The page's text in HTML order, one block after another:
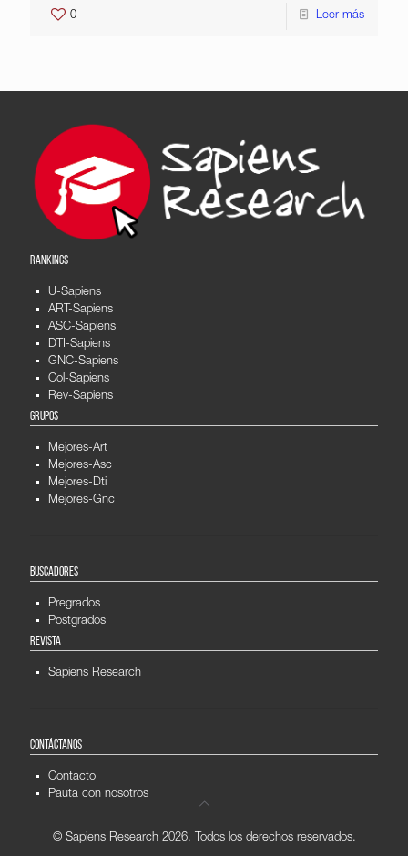
0 Leer más
RANKINGS
U-Sapiens
ART-Sapiens
ASC-Sapiens
DTI-Sapiens
GNC-Sapiens
Col-Sapiens
Rev-Sapiens
GRUPOS
Mejores-Art
Mejores-Asc
Mejores-Dti
Mejores-Gnc
BUSCADORES
Pregrados
Postgrados
REVISTA
Sapiens Research
CONTÁCTANOS
Contacto
Pauta con nosotros
© Sapiens Research 2026. Todos los derechos reservados.